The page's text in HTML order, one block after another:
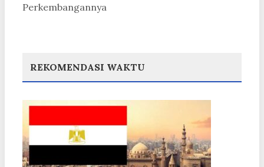
Perkembangannya
REKOMENDASI WAKTU